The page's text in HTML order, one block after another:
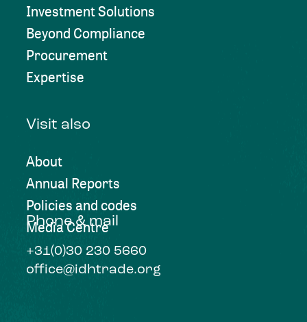
Investment Solutions
Beyond Compliance
Procurement
Expertise
Visit also
About
Annual Reports
Policies and codes
Media Centre
Phone & mail
+31(0)30 230 5660
office@idhtrade.org